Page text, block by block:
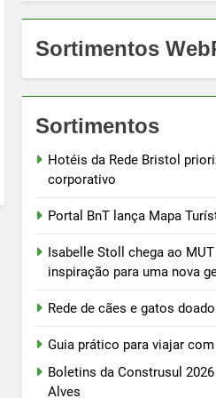
Sortimentos
Sortimentos
Hotéis da Rede Bristol
corporativo
Portal BnT lança Mapa
Isabelle Stoll chega ao
inspiração para uma nova
Rede de cães e gatos
Guia prático para viajar
Boletins da Construsul
Alves